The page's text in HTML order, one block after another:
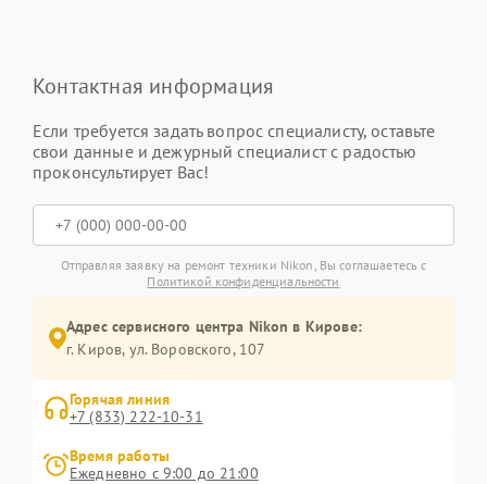
Контактная информация
Если требуется задать вопрос специалисту, оставьте
свои данные и дежурный специалист с радостью
проконсультирует Вас!
Отправляя заявку на ремонт техники Nikon, Вы соглашаетесь с
Политикой конфиденциальности
Адрес сервисного центра Nikon в Кирове:
г. Киров, ул. Воровского, 107
Горячая линия
+7 (833) 222-10-31
Время работы
Ежедневно с 9:00 до 21:00